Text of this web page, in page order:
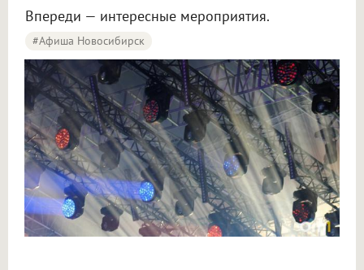
Впереди — интересные мероприятия.
#Афиша Новосибирск